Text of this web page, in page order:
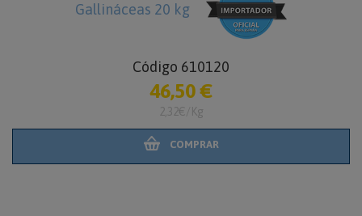
Gallináceas 20 kg
Código 610120
46,50 €
2,32€/Kg
COMPRAR